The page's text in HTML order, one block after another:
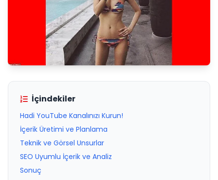
İçindekiler
Hadi YouTube Kanalınızı Kurun!
İçerik Üretimi ve Planlama
Teknik ve Görsel Unsurlar
SEO Uyumlu İçerik ve Analiz
Sonuç